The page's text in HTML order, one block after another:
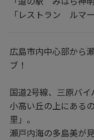
「レストラン ルマ
広島市内中心部から
ブ！
国道2号線、三原バイ
小高い丘の上にある
里」。
瀬戸内海の多島美が見